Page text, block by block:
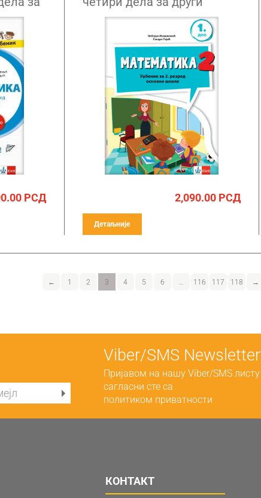
РСД
разред НОВО
2,090.00РСД
Детаљније
← 1 2 3 4 5 6 … 116 117 118 →
Viber/SMS Newsletter
Пријавом на нашу Viber/SMS листу
сагласни сте са
политиком приватности
КОНТАКТ